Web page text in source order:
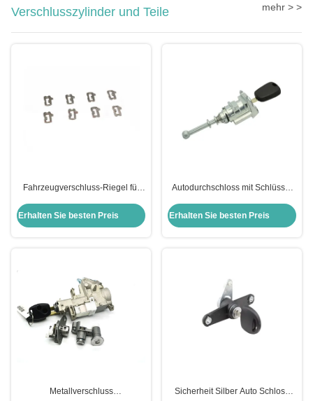
Verschlusszylinder und Teile
mehr > >
Fahrzeugverschluss-Riegel für
Schlusszylinder
Erhalten Sie besten Preis
Autodurchschloss mit Schlüssel
Autodürrzylinder
Erhalten Sie besten Preis
Metallverschluss
Sicherheit Silber Auto Schloss